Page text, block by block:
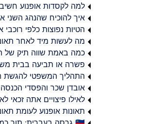
למה לקסדות אופנוע
איך להוכיח שהנהג השני
הטיות נפוצות כלפי רוכבי
מה לעשות מיד לאחר
כמה באמת שווה תיק של
פשרה או תביעה בבית
התהליך המשפטי להגשת
אובדן שכר והפסדי
לאילו פיצויים אתה זכאי
תאונות אופנוע לעומת